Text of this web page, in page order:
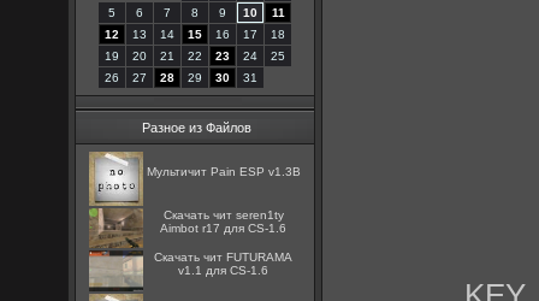
5
6 7 8 9 10
11
12
13 14 15 16 17
18
19
20 21 22 23 24
25
26
27 28 29 30 31
Разное из Файлов
Мультичит Pain ESP v1.3B
Скачать чит seren1ty
Aimbot r17 для CS-1.6
Скачать чит FUTURAMA
v1.1 для CS-1.6